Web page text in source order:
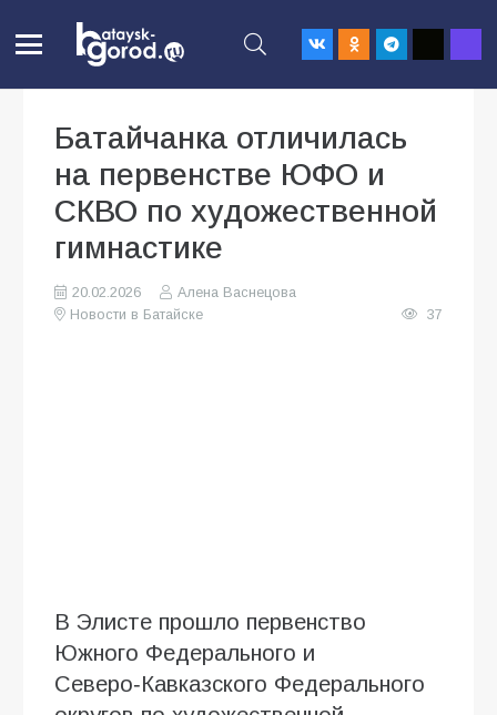
Батайчанка отличилась
на первенстве ЮФО и
СКВО по художественной
гимнастике
20.02.2026
Алена Васнецова
Новости в Батайске
37
В Элисте прошло первенство
Южного Федерального и
Северо‑Кавказского Федерального